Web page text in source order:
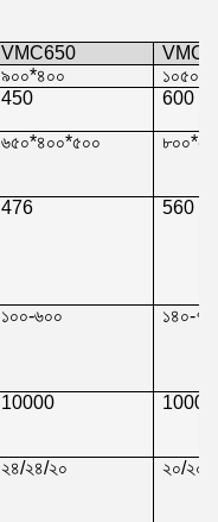
VMC650
৯০০*৪০০
450 600
৬৫০*৪০০*৫০০
476 560
১০০-৬০০ ১৪০-
10000 10000
২৪/২৪/২০ ২০/২০/